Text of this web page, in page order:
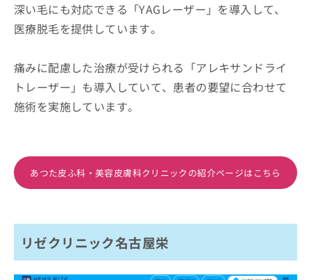
深い毛にも対応できる「YAGレーザー」を導入して、
医療脱毛を提供しています。
痛みに配慮した治療が受けられる「アレキサンドライ
トレーザー」も導入していて、患者の要望に合わせて
施術を実施しています。
あつた皮ふ科・美容皮膚科クリニックの紹介ページはこちら
リゼクリニック名古屋栄